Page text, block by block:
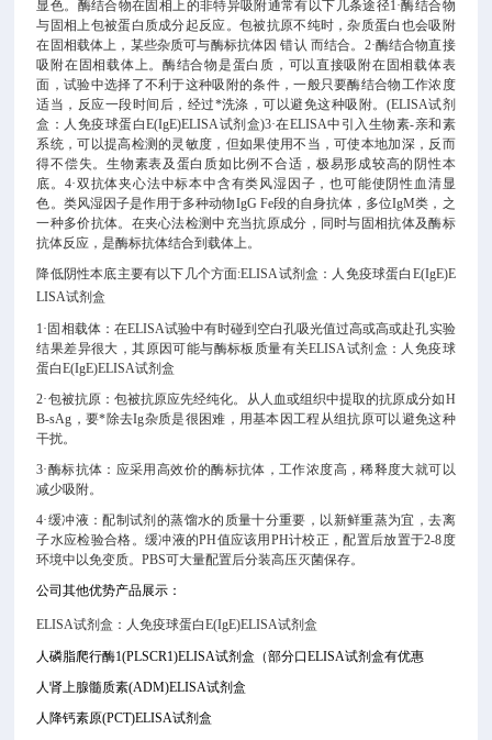
显色。酶结合物在固相上的非特异吸附通常有以下几条途径1·酶结合物
与固相上包被蛋白质成分起反应。包被抗原不纯时，杂质蛋白也会吸附
在固相载体上，某些杂质可与酶标抗体因 错认 而结合。2·酶结合物直接
吸附在固相载体上。酶结合物是蛋白质，可以直接吸附在固相载体表
面，试验中选择了不利于这种吸附的条件，一般只要酶结合物工作浓度
适当，反应一段时间后，经过*洗涤，可以避免这种吸附。(ELISA试剂
盒： 人免疫球蛋白E(IgE)ELISA试剂盒)3·在ELISA中引入生物素-亲和素
系统，可以提高检测的灵敏度，但如果使用不当，可使本地加深，反而
得不偿失。生物素表及蛋白质如比例不合适，极易形成较高的阴性本
底。4·双抗体夹心法中标本中含有类风湿因子，也可能使阴性血清显
色。类风湿因子是作用于多种动物IgG Fe段的自身抗体，多位IgM类，之
一种多价抗体。在夹心法检测中充当抗原成分，同时与固相抗体及酶标
抗体反应，是酶标抗体结合到载体上。
降低阴性本底主要有以下几个方面:ELISA试剂盒： 人免疫球蛋白E(IgE)E
LISA试剂盒
1·固相载体：在ELISA试验中有时碰到空白孔吸光值过高或高或赴孔实验
结果差异很大，其原因可能与酶标板质量有关ELISA试剂盒： 人免疫球
蛋白E(IgE)ELISA试剂盒
2·包被抗原：包被抗原应先经纯化。从人血或组织中提取的抗原成分如H
B-sAg，要*除去Ig杂质是很困难，用基本因工程从组抗原可以避免这种
干扰。
3·酶标抗体：应采用高效价的酶标抗体，工作浓度高，稀释度大就可以
减少吸附。
4·缓冲液：配制试剂的蒸馏水的质量十分重要，以新鲜重蒸为宜，去离
子水应检验合格。缓冲液的PH值应该用PH计校正，配置后放置于2-8度
环境中以免变质。PBS可大量配置后分装高压灭菌保存。
公司其他优势产品展示：
ELISA试剂盒： 人免疫球蛋白E(IgE)ELISA试剂盒
人磷脂爬行酶1(PLSCR1)ELISA试剂盒 （部分口ELISA试剂盒有优惠
人肾上腺髓质素(ADM)ELISA试剂盒
人降钙素原(PCT)ELISA试剂盒